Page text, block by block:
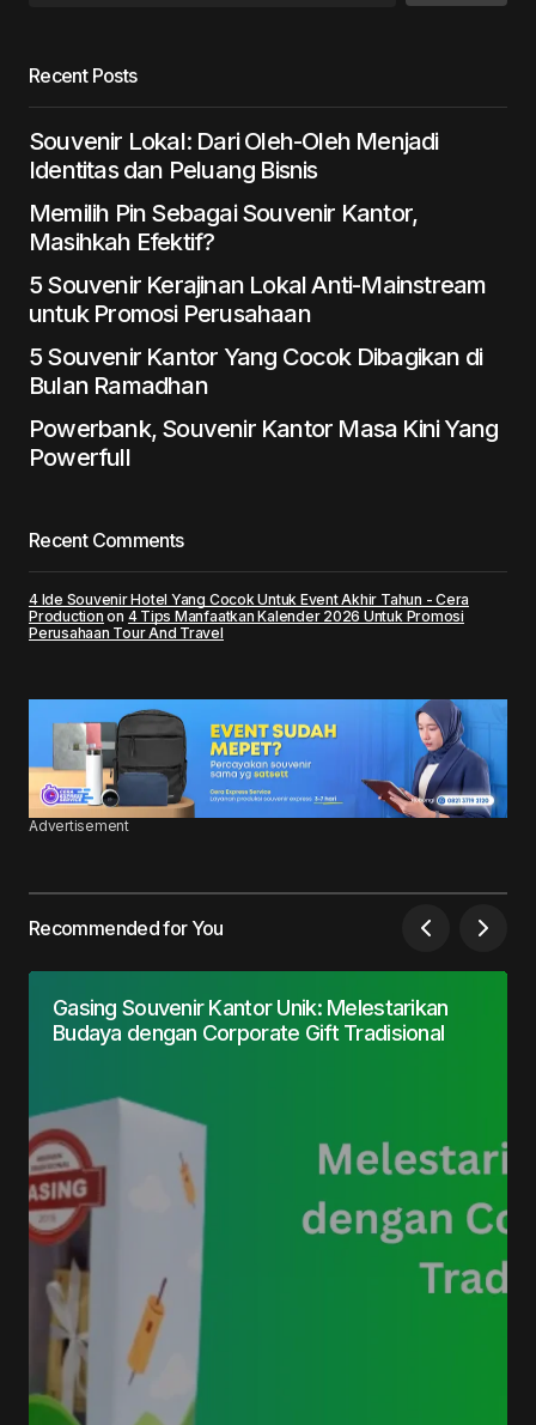
Recent Posts
Souvenir Lokal: Dari Oleh-Oleh Menjadi
Identitas dan Peluang Bisnis
Memilih Pin Sebagai Souvenir Kantor,
Masihkah Efektif?
5 Souvenir Kerajinan Lokal Anti-Mainstream
untuk Promosi Perusahaan
5 Souvenir Kantor Yang Cocok Dibagikan di
Bulan Ramadhan
Powerbank, Souvenir Kantor Masa Kini Yang
Powerfull
Recent Comments
4 Ide Souvenir Hotel Yang Cocok Untuk Event Akhir Tahun - Cera
Production on 4 Tips Manfaatkan Kalender 2026 Untuk Promosi
Perusahaan Tour And Travel
Advertisement
Recommended for You
Gasing Souvenir Kantor Unik: Melestarikan
Budaya dengan Corporate Gift Tradisional